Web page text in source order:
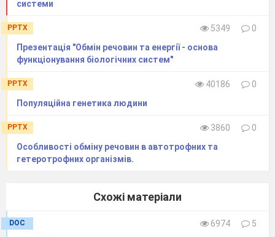
системи
PPTX 5349
0
Презентація "Обмін речовин та енергії - основа
функціонування біологічних систем"
PPTX 40186
0
Популяційна генетика людини
PPTX 3860
0
Особливості обміну речовин в автотрофних та
гетеротрофних організмів.
Схожі матеріали
DOC 6974
5